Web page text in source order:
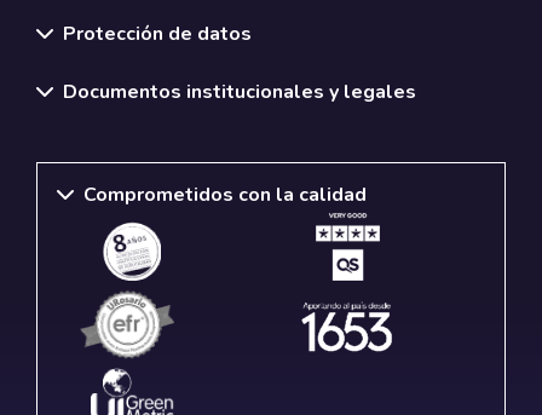
Protección de datos
Documentos institucionales y legales
Comprometidos con la calidad